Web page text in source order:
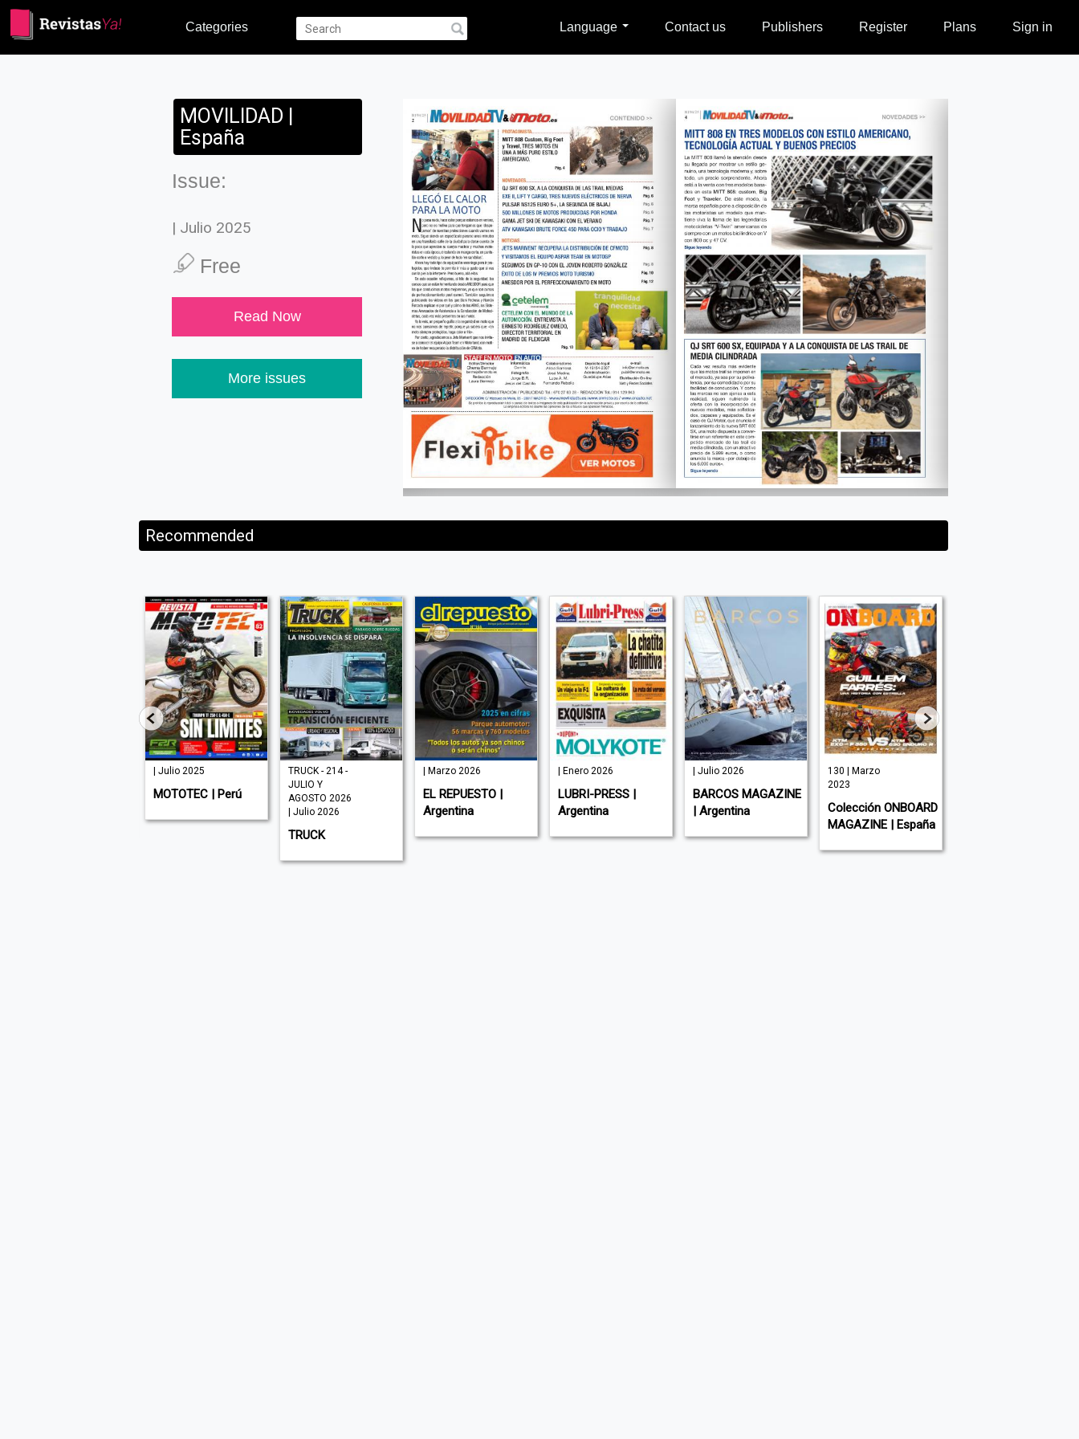
Categories Language Contact us Publishers Register Plans Sign in
MOVILIDAD |
España
Issue:
| Julio 2025
Free
Read Now
More issues
Recommended
| Julio 2025
MOTOTEC | Perú
TRUCK - 214 -
JULIO Y
AGOSTO 2026
| Julio 2026
TRUCK
| Marzo 2026
EL REPUESTO |
Argentina
| Enero 2026
LUBRI-PRESS |
Argentina
| Julio 2026
BARCOS MAGAZINE
| Argentina
130 | Marzo
2023
Colección ONBOARD
MAGAZINE | España